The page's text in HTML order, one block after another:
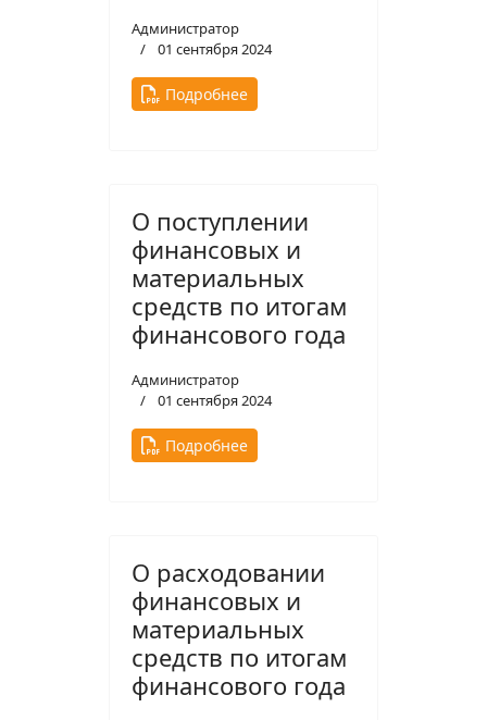
Администратор
01 сентября 2024
Подробнее
О поступлении
финансовых и
материальных
средств по итогам
финансового года
Администратор
01 сентября 2024
Подробнее
О расходовании
финансовых и
материальных
средств по итогам
финансового года